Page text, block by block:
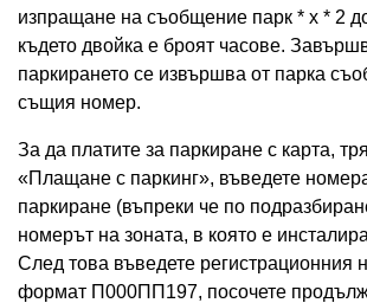
изпращане на съобщение парк * x * 2
където двойка е броят часове.
паркирането се извършва от парка
същия номер.
За да платите за паркиране с карта,
«Плащане с паркинг», въведете
паркиране (въпреки че по
номерът на зоната, в която е
След това въведете регистрационния
формат П000ПП197, посочете